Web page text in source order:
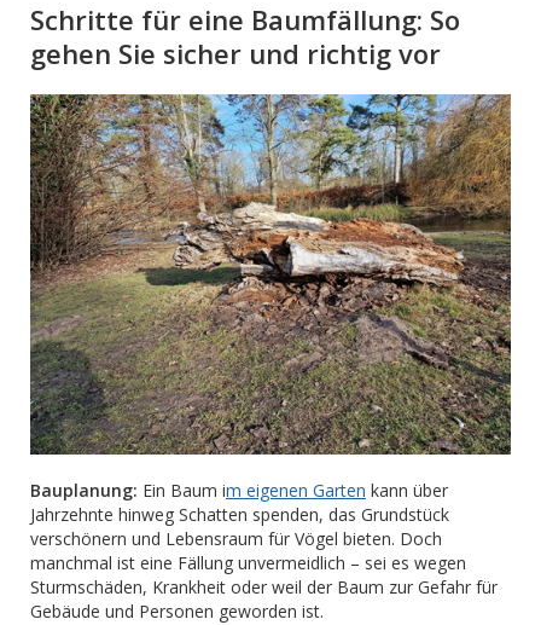
Schritte für eine Baumfällung: So
gehen Sie sicher und richtig vor
Bauplanung: Ein Baum im eigenen Garten kann über
Jahrzehnte hinweg Schatten spenden, das Grundstück
verschönern und Lebensraum für Vögel bieten. Doch
manchmal ist eine Fällung unvermeidlich – sei es wegen
Sturmschäden, Krankheit oder weil der Baum zur Gefahr für
Gebäude und Personen geworden ist.